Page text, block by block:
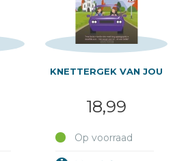
KNETTERGEK VAN JOU
18,99
Op voorraad